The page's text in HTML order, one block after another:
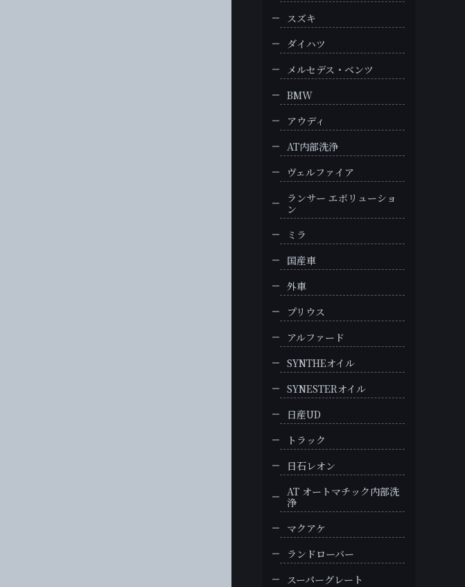
スズキ
ダイハツ
メルセデス・ベンツ
BMW
アウディ
AT内部洗浄
ヴェルファイア
ランサー エボリューショ
ン
ミラ
国産車
外車
プリウス
アルファード
SYNTHEオイル
SYNESTERオイル
日産UD
トラック
日石レオン
AT オートマチック内部洗
浄
マクアケ
ランドローバー
スーパーグレート